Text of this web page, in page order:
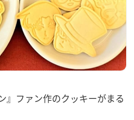
』ファン作のクッキーがまる